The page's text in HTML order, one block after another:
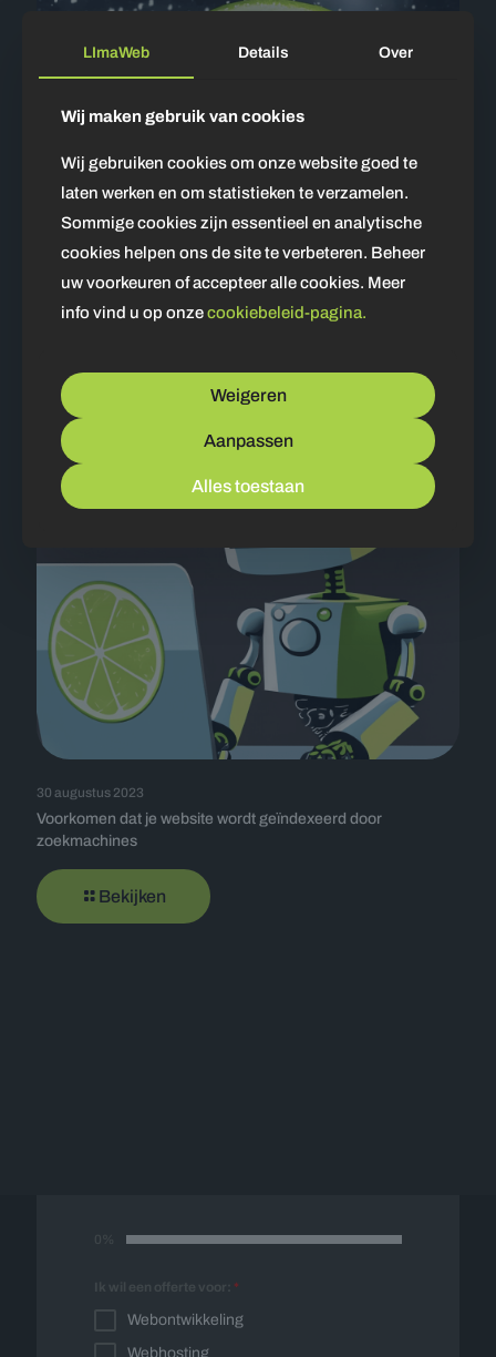
17 november 2023
30 augustus 2023
Voorkomen dat je website wordt geïndexeerd door
zoekmachines
Bekijken
Ik wil een offerte voor: *
Webontwikkeling
Webhosting
LImaWeb Details Over
Wij maken gebruik van cookies
Wij gebruiken cookies om onze website goed te
laten werken en om statistieken te verzamelen.
Sommige cookies zijn essentieel en analytische
cookies helpen ons de site te verbeteren. Beheer
uw voorkeuren of accepteer alle cookies. Meer
info vind u op onzecookiebeleid-pagina.
Weigeren
Aanpassen
Alles toestaan